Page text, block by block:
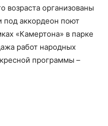
возраста организованы
под аккордеон поют
«Камертона» в парке
работ народных
программы –